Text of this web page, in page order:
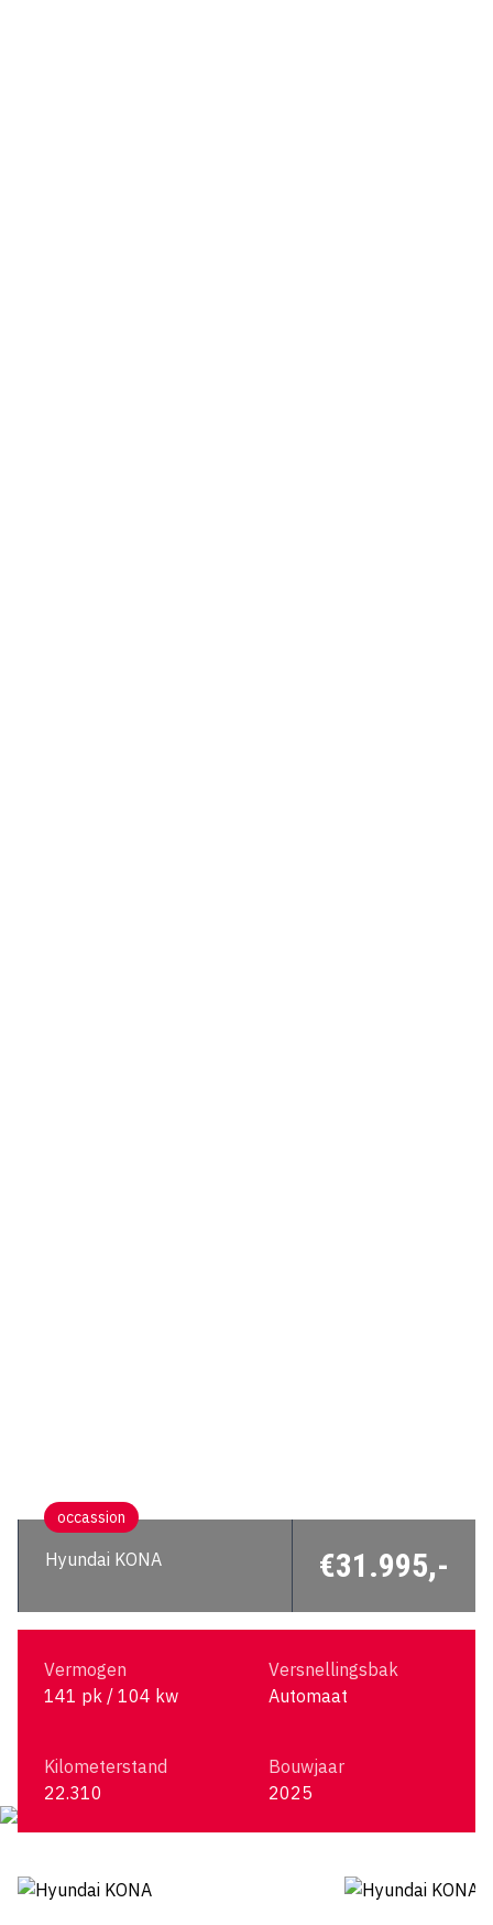
occassion
Hyundai KONA €31.995,-
Vermogen
141 pk / 104 kw
Versnellingsbak
Automaat
Kilometerstand
22.310
Bouwjaar
2025